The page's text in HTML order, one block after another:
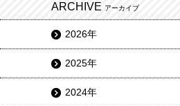
ARCHIVE アーカイブ
2026年
2025年
2024年